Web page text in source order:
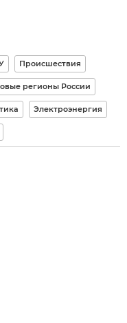
Происшествия
регионы России
Электроэнергия